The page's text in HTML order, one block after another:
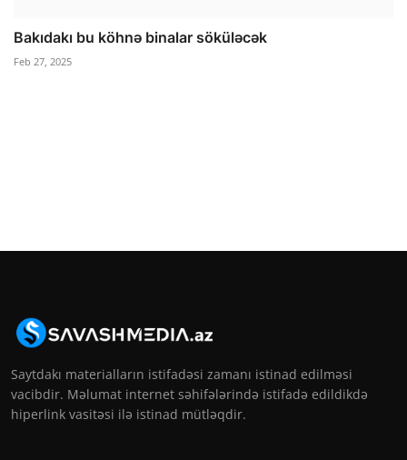
Bakıdakı bu köhnə binalar söküləcək
Feb 27, 2025
Saytdakı materialların istifadəsi zamanı istinad edilməsi
vacibdir. Məlumat internet səhifələrində istifadə edildikdə
hiperlink vasitəsi ilə istinad mütləqdir.